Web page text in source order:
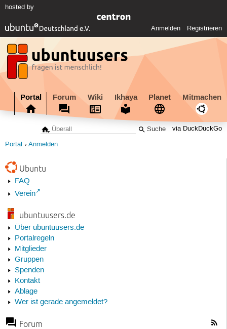
hosted by
Anmelden Registrieren
Portal Forum Wiki Ikhaya Planet Mitmachen
via DuckDuckGo
Portal Anmelden
Ubuntu
FAQ
Verein
ubuntuusers.de
Über ubuntuusers.de
Portalregeln
Mitglieder
Gruppen
Spenden
Kontakt
Ablage
Wer ist gerade angemeldet?
Forum